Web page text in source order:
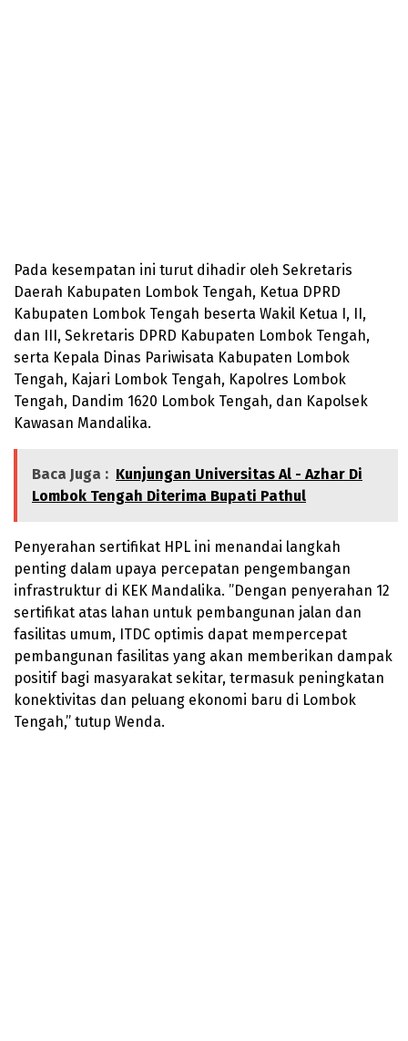
Pada kesempatan ini turut dihadir oleh Sekretaris
Daerah Kabupaten Lombok Tengah, Ketua DPRD
Kabupaten Lombok Tengah beserta Wakil Ketua I, II,
dan III, Sekretaris DPRD Kabupaten Lombok Tengah,
serta Kepala Dinas Pariwisata Kabupaten Lombok
Tengah, Kajari Lombok Tengah, Kapolres Lombok
Tengah, Dandim 1620 Lombok Tengah, dan Kapolsek
Kawasan Mandalika.
Baca Juga : Kunjungan Universitas Al - Azhar Di
Lombok Tengah Diterima Bupati Pathul
Penyerahan sertifikat HPL ini menandai langkah
penting dalam upaya percepatan pengembangan
infrastruktur di KEK Mandalika. ”Dengan penyerahan 12
sertifikat atas lahan untuk pembangunan jalan dan
fasilitas umum, ITDC optimis dapat mempercepat
pembangunan fasilitas yang akan memberikan dampak
positif bagi masyarakat sekitar, termasuk peningkatan
konektivitas dan peluang ekonomi baru di Lombok
Tengah,” tutup Wenda.